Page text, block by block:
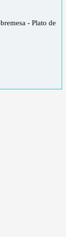
- Plato de